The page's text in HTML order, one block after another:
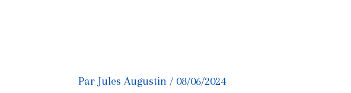
Par Jules Augustin / 08/06/2024